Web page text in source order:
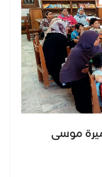
موسى